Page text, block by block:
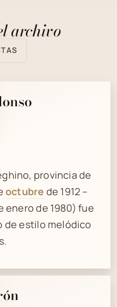
archivo
provincia de
octubre de 1912 –
enero de 1980) fue
de estilo melódico